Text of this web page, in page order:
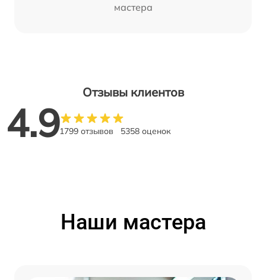
мастера
Отзывы клиентов
4.91799 отзывов 5358 оценок
Наши мастера